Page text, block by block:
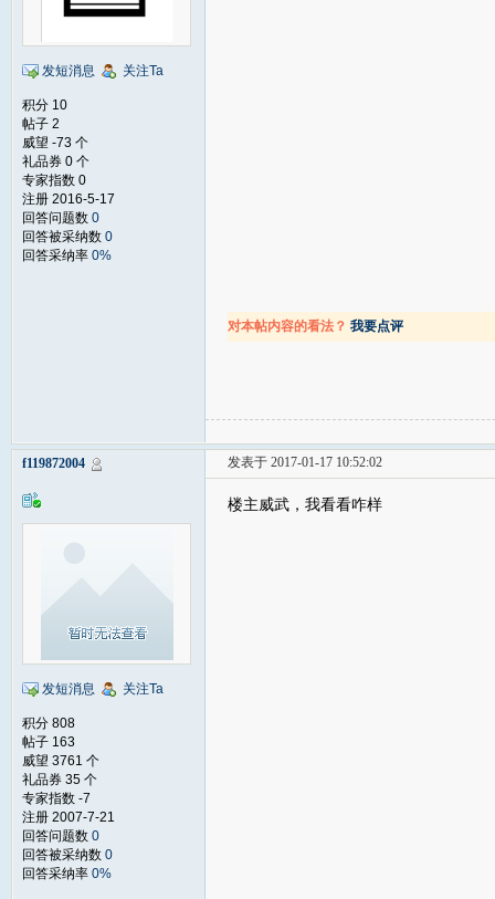
发短消息 关注Ta
积分 10
帖子 2
威望 -73 个
礼品券 0 个
专家指数 0
注册 2016-5-17
回答问题数 0
回答被采纳数 0
回答采纳率 0%
对本帖内容的看法？ 我要点评
f119872004
发短消息 关注Ta
积分 808
帖子 163
威望 3761 个
礼品券 35 个
专家指数 -7
注册 2007-7-21
回答问题数 0
回答被采纳数 0
回答采纳率 0%
发表于 2017-01-17 10:52:02
楼主威武，我看看咋样